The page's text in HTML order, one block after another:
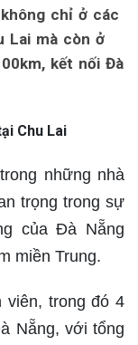
chỉ ở các
Lai mà còn ở
kết nối Đà
Chu Lai
những nhà
trọng trong sự
của Đà Nẵng
miền Trung.
viên, trong đó 4
Nẵng, với tổng